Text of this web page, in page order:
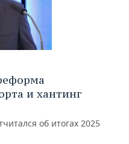
и хантинг
об итогах 2025